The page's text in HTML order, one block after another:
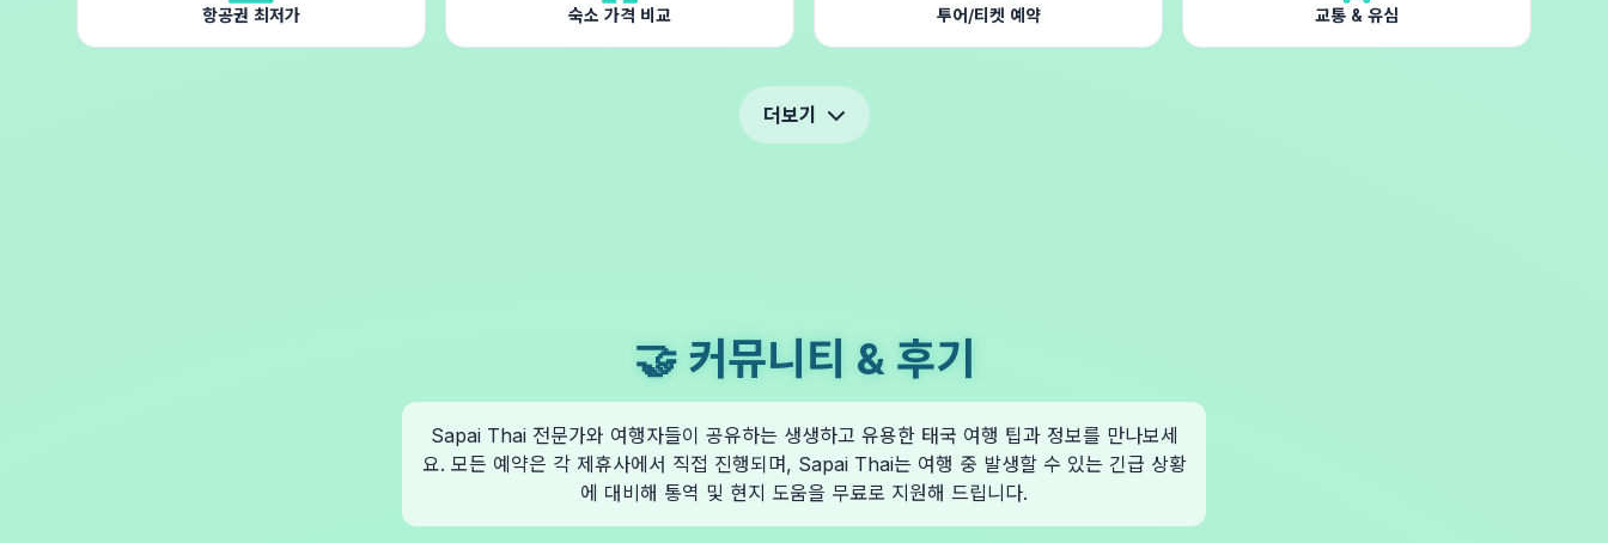
항공권 최저가 숙소 가격 비교 투어/티켓 예약 교통 & 유심
더보기
🤝 커뮤니티 & 후기
Sapai Thai 전문가와 여행자들이 공유하는 생생하고 유용한 태국 여행 팁과 정보를 만나보세
요. 모든 예약은 각 제휴사에서 직접 진행되며, Sapai Thai는 여행 중 발생할 수 있는 긴급 상황
에 대비해 통역 및 현지 도움을 무료로 지원해 드립니다.